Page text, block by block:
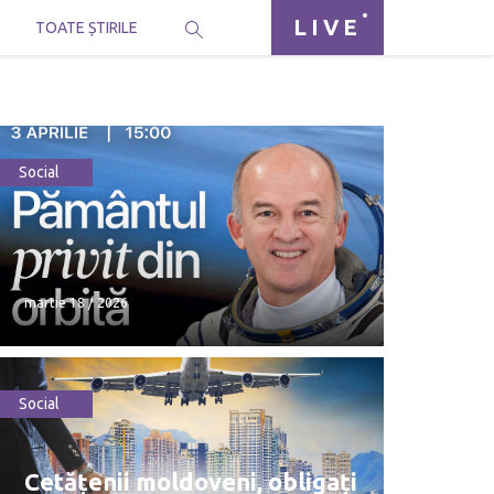
TOATE ȘTIRILE LIVE
Social
martie 18 / 2026
martie 18 / 2026
Social
Cetățenii moldoveni, obligați